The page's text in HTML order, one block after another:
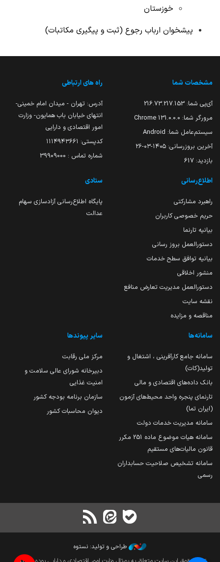
خوزستان
پیشخوان ارباب رجوع (ثبت و پیگیری مکاتبات)
مشخصات شما
آی‌پی شما: 216.73.217.153
مرورگر شما: 131.0.0.0 Chrome
سیستم‌عامل شما: Android
آخرین بروزرسانی: ۱۴۰۵-۰۳-۲۶
بازدید: 617
راه های ارتباطی
آدرس: تهران - میدان امام خمینی-
انتهای خیابان باب همایون- وزارت
امور اقتصادی و دارایی
کدپستی: ۱۱۱۴۹۴۳۶۶۱
شماره تماس : 39909000
اطلاع‌رسانی
راهبرد مشارکتی
حریم خصوصی کاربران
بیانیه تارنما
دستورالعمل بروز رسانی
بیانیه توافق سطح خدمات
منشور اخلاقی
دستورالعمل مدیریت تعارض منافع
نقشه سایت
مناقصه و مزایده
ستادی
پایگاه اطلاع‌رسانی آزادسازی سهام
عدالت
سامانه‌ها
سامانه جامع کارآفرینی ، اشتغال و
تولید(کات)
بانک داده‌های اقتصادی و مالی
تارنمای پنجره واحد محیط‌های آزمون
(ایران تما)
سامانه مدیریت خدمات دولت
سامانه هیات موضوع ماده 251 مکرر
قانون مالیات‌های مستقیم
سامانه تشخیص صلاحیت حسابداران
رسمی
سایر پیوندها
مرکز ملی رقابت
دبیرخانه شورای عالی سلامت و
امنیت غذایی
سازمان برنامه بودجه کشور
دیوان محاسبات کشور
طراحی و تولید: نستوه